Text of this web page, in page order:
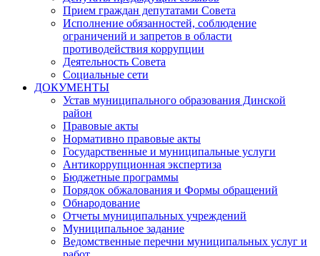
Прием граждан депутатами Совета
Исполнение обязанностей, соблюдение
ограничений и запретов в области
противодействия коррупции
Деятельность Совета
Социальные сети
ДОКУМЕНТЫ
Устав муниципального образования Динской
район
Правовые акты
Нормативно правовые акты
Государственные и муниципальные услуги
Антикоррупционная экспертиза
Бюджетные программы
Порядок обжалования и Формы обращений
Обнародование
Отчеты муниципальных учреждений
Муниципальное задание
Ведомственные перечни муниципальных услуг и